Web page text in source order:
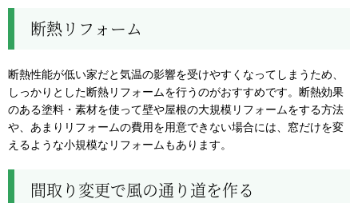
断熱リフォーム
断熱性能が低い家だと気温の影響を受けやすくなってしまうため、
しっかりとした断熱リフォームを行うのがおすすめです。断熱効果
のある塗料・素材を使って壁や屋根の大規模リフォームをする方法
や、あまりリフォームの費用を用意できない場合には、窓だけを変
えるような小規模なリフォームもあります。
間取り変更で風の通り道を作る